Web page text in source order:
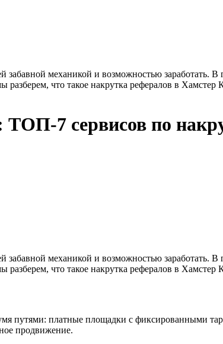
забавной механикой и возможностью заработать.
что такое накрутка рефералов в
7 сервисов по
забавной механикой и возможностью заработать.
что такое накрутка рефералов в
путями: платные площадки с фиксированными
продвижение.